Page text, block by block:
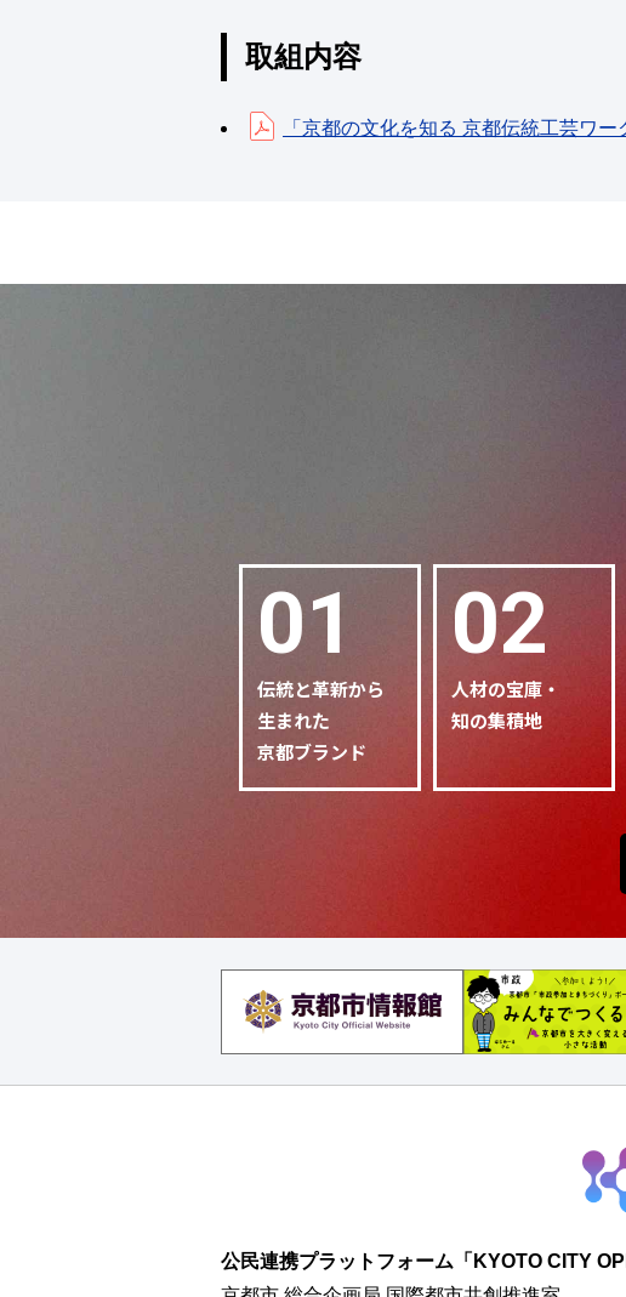
取組内容
「京都の文化を知る 京都伝統工芸ワ
01
伝統と革新から
生まれた
京都ブランド
02
人材の宝庫・
知の集積地
公民連携プラットフォーム「KYOTO CITY